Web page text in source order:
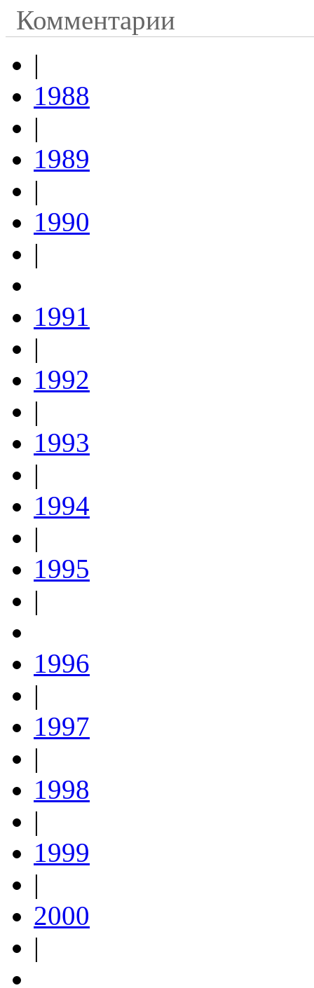
Комментарии
|
1988
|
1989
|
1990
|
1991
|
1992
|
1993
|
1994
|
1995
|
1996
|
1997
|
1998
|
1999
|
2000
|